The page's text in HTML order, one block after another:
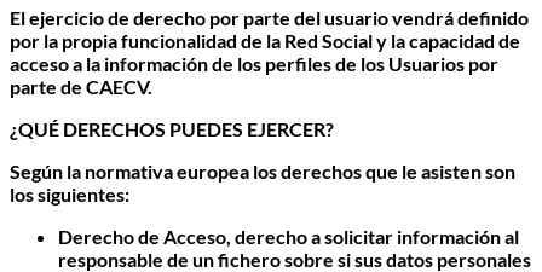
El ejercicio de derecho por parte del usuario vendrá definido
por la propia funcionalidad de la Red Social y la capacidad de
acceso a la información de los perfiles de los Usuarios por
parte de CAECV.
¿QUÉ DERECHOS PUEDES EJERCER?
Según la normativa europea los derechos que le asisten son
los siguientes:
Derecho de Acceso, derecho a solicitar información al
responsable de un fichero sobre si sus datos personales